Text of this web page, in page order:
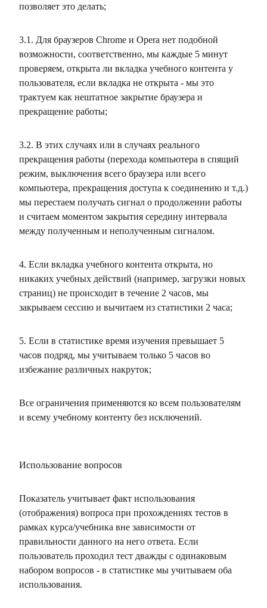
позволяет это делать;
3.1. Для браузеров Chrome и Opera нет подобной
возможности, соответственно, мы каждые 5 минут
проверяем, открыта ли вкладка учебного контента у
пользователя, если вкладка не открыта - мы это
трактуем как нештатное закрытие браузера и
прекращение работы;
3.2. В этих случаях или в случаях реального
прекращения работы (перехода компьютера в спящий
режим, выключения всего браузера или всего
компьютера, прекращения доступа к соединению и т.д.)
мы перестаем получать сигнал о продолжении работы
и считаем моментом закрытия середину интервала
между полученным и неполученным сигналом.
4. Если вкладка учебного контента открыта, но
никаких учебных действий (например, загрузки новых
страниц) не происходит в течение 2 часов, мы
закрываем сессию и вычитаем из статистики 2 часа;
5. Если в статистике время изучения превышает 5
часов подряд, мы учитываем только 5 часов во
избежание различных накруток;
Все ограничения применяются ко всем пользователям
и всему учебному контенту без исключений.
Использование вопросов
Показатель учитывает факт использования
(отображения) вопроса при прохождениях тестов в
рамках курса/учебника вне зависимости от
правильности данного на него ответа. Если
пользователь проходил тест дважды с одинаковым
набором вопросов - в статистике мы учитываем оба
использования.